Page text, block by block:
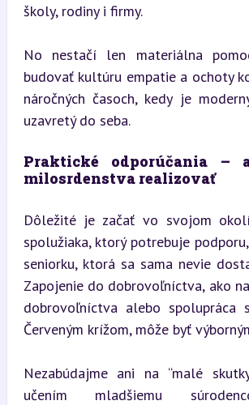
školy, rodiny i firmy.
No nestačí len materiálna
budovať kultúru empatie a ochoty
náročných časoch, kedy je
uzavretý do seba.
Praktické odporúčania –
milosrdenstva realizovať
Dôležité je začať vo svojom
spolužiaka, ktorý potrebuje
seniorku, ktorá sa sama nevie
Zapojenie do dobrovoľníctva, ako
dobrovoľníctva alebo spolupráca
Červeným krížom, môže byť
Nezabúdajme ani na “malé
učením mladšiemu